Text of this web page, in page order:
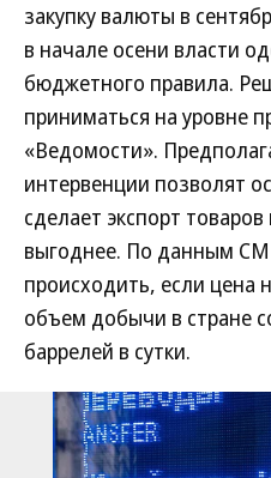
закупку валюты в
в начале осени власти
бюджетного правила.
приниматься на уровне
«Ведомости».
интервенции позволят
сделает экспорт товаров
выгоднее. По данным
происходить, если цена
объем добычи в стране
баррелей в сутки.